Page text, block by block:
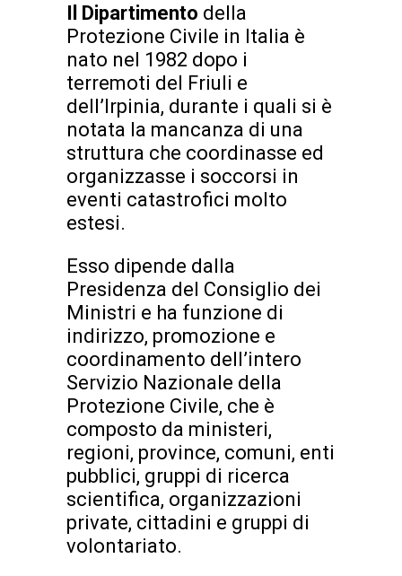
Il Dipartimento della
Protezione Civile in Italia è
nato nel 1982 dopo i
terremoti del Friuli e
dell’Irpinia, durante i quali si è
notata la mancanza di una
struttura che coordinasse ed
organizzasse i soccorsi in
eventi catastrofici molto
estesi.
Esso dipende dalla
Presidenza del Consiglio dei
Ministri e ha funzione di
indirizzo, promozione e
coordinamento dell’intero
Servizio Nazionale della
Protezione Civile, che è
composto da ministeri,
regioni, province, comuni, enti
pubblici, gruppi di ricerca
scientifica, organizzazioni
private, cittadini e gruppi di
volontariato.